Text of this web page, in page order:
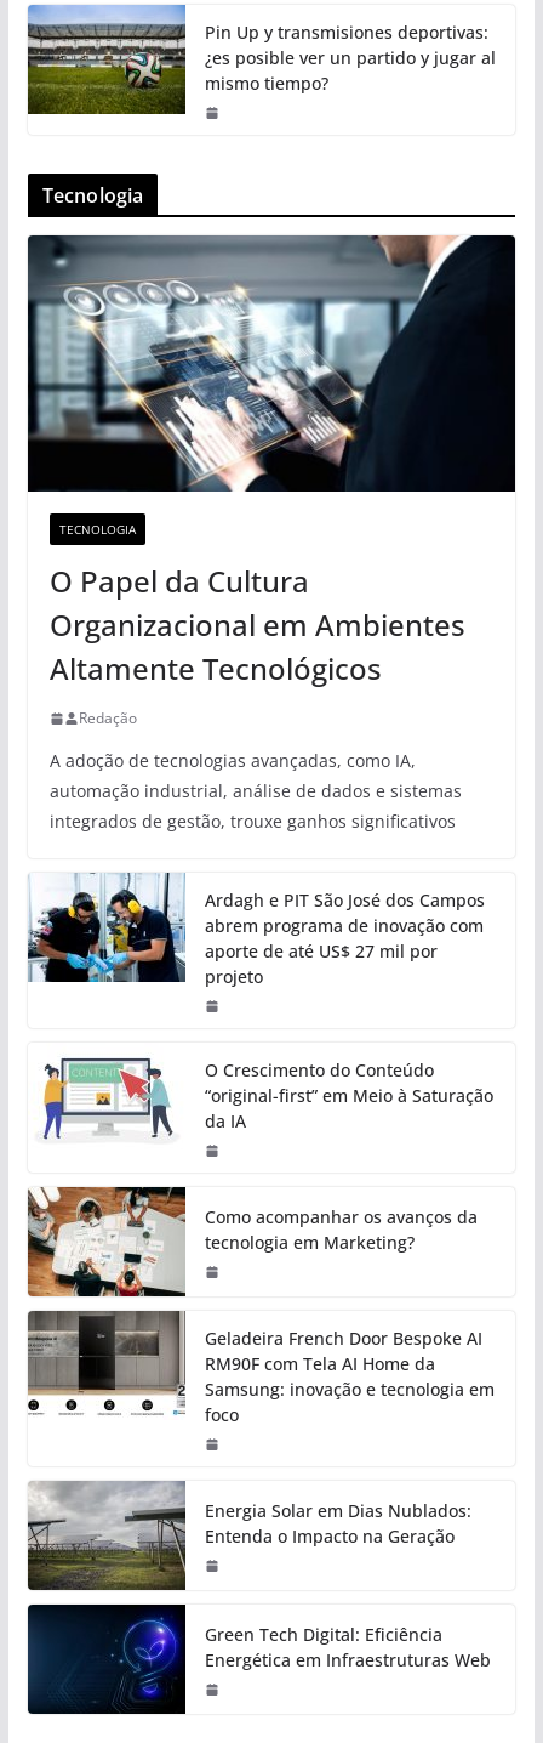
Pin Up y transmisiones deportivas:
¿es posible ver un partido y jugar al
mismo tiempo?
Tecnologia
TECNOLOGIA
O Papel da Cultura
Organizacional em Ambientes
Altamente Tecnológicos
Redação
A adoção de tecnologias avançadas, como IA,
automação industrial, análise de dados e sistemas
integrados de gestão, trouxe ganhos significativos
Ardagh e PIT São José dos Campos
abrem programa de inovação com
aporte de até US$ 27 mil por
projeto
O Crescimento do Conteúdo
“original-first” em Meio à Saturação
da IA
Como acompanhar os avanços da
tecnologia em Marketing?
Geladeira French Door Bespoke AI
RM90F com Tela AI Home da
Samsung: inovação e tecnologia em
foco
Energia Solar em Dias Nublados:
Entenda o Impacto na Geração
Green Tech Digital: Eficiência
Energética em Infraestruturas Web